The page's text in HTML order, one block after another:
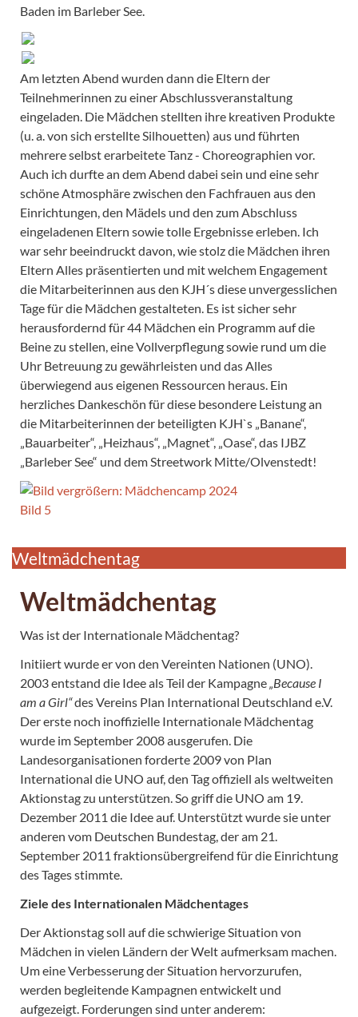
Baden im Barleber See.
Am letzten Abend wurden dann die Eltern der
Teilnehmerinnen zu einer Abschlussveranstaltung
eingeladen. Die Mädchen stellten ihre kreativen Produkte
(u. a. von sich erstellte Silhouetten) aus und führten
mehrere selbst erarbeitete Tanz - Choreographien vor.
Auch ich durfte an dem Abend dabei sein und eine sehr
schöne Atmosphäre zwischen den Fachfrauen aus den
Einrichtungen, den Mädels und den zum Abschluss
eingeladenen Eltern sowie tolle Ergebnisse erleben. Ich
war sehr beeindruckt davon, wie stolz die Mädchen ihren
Eltern Alles präsentierten und mit welchem Engagement
die Mitarbeiterinnen aus den KJH´s diese unvergesslichen
Tage für die Mädchen gestalteten. Es ist sicher sehr
herausfordernd für 44 Mädchen ein Programm auf die
Beine zu stellen, eine Vollverpflegung sowie rund um die
Uhr Betreuung zu gewährleisten und das Alles
überwiegend aus eigenen Ressourcen heraus. Ein
herzliches Dankeschön für diese besondere Leistung an
die Mitarbeiterinnen der beteiligten KJH`s „Banane“,
„Bauarbeiter“, „Heizhaus“, „Magnet“, „Oase“, das IJBZ
„Barleber See“ und dem Streetwork Mitte/Olvenstedt!
Weltmädchentag
Weltmädchentag
Was ist der Internationale Mädchentag?
Initiiert wurde er von den Vereinten Nationen (UNO).
2003 entstand die Idee als Teil der Kampagne„Because I
am a Girl“des Vereins Plan International Deutschland e.V.
Der erste noch inoffizielle Internationale Mädchentag
wurde im September 2008 ausgerufen. Die
Landesorganisationen forderte 2009 von Plan
International die UNO auf, den Tag offiziell als weltweiten
Aktionstag zu unterstützen. So griff die UNO am 19.
Dezember 2011 die Idee auf. Unterstützt wurde sie unter
anderen vom Deutschen Bundestag, der am 21.
September 2011 fraktionsübergreifend für die Einrichtung
des Tages stimmte.
Ziele des Internationalen Mädchentages
Der Aktionstag soll auf die schwierige Situation von
Mädchen in vielen Ländern der Welt aufmerksam machen.
Um eine Verbesserung der Situation hervorzurufen,
werden begleitende Kampagnen entwickelt und
aufgezeigt. Forderungen sind unter anderem: